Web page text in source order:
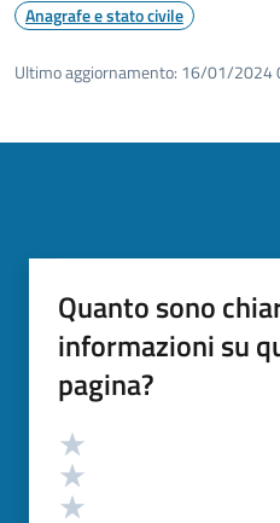
Anagrafe e stato civile
Ultimo aggiornamento: 16/01/2024
Quanto sono
informazioni su
pagina?
Valutazione